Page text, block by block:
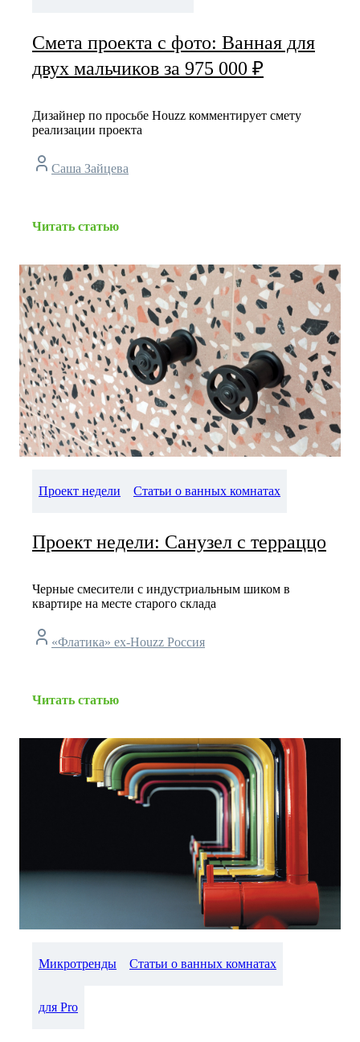
Смета проекта с фото: Ванная для
двух мальчиков за 975 000 ₽
Дизайнер по просьбе Houzz комментирует смету
реализации проекта
Саша Зайцева
Читать статью
Проект недели Статьи о ванных комнатах
Проект недели: Санузел с терраццо
Черные смесители с индустриальным шиком в
квартире на месте старого склада
«Флатика» ex-Houzz Россия
Читать статью
Микротренды Статьи о ванных комнатах
для Pro